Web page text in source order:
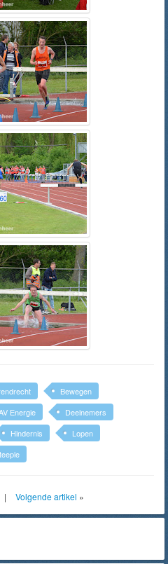
Bewegen
Energie
Deelnemers
Hindernis
Lopen
| Volgende artikel »